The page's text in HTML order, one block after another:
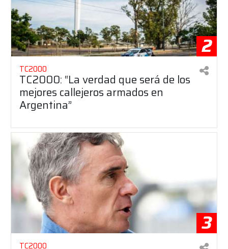
2
TC2000
TC2000: “La verdad que será de los
mejores callejeros armados en
Argentina”
3
TC2000